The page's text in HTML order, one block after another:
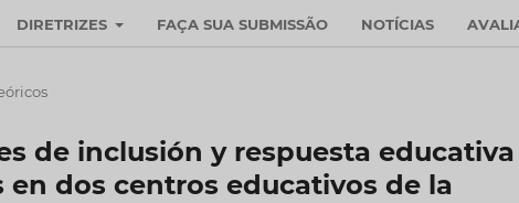
DIRETRIZES FAÇA SUA SUBMISSÃO NOTÍCIAS
de inclusión y respuesta educativa
dos centros educativos de la